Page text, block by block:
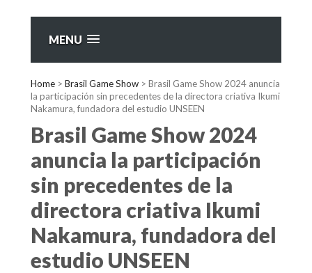
MENU
Home > Brasil Game Show > Brasil Game Show 2024 anuncia
la participación sin precedentes de la directora criativa Ikumi
Nakamura, fundadora del estudio UNSEEN
Brasil Game Show 2024
anuncia la participación
sin precedentes de la
directora criativa Ikumi
Nakamura, fundadora del
estudio UNSEEN